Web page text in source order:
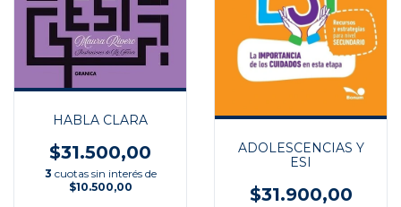
HABLA CLARA
$31.500,00
3 cuotas sin interés de
$10.500,00
ADOLESCENCIAS Y
ESI
$31.900,00